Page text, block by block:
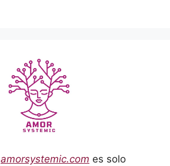
amorsystemic.com es solo